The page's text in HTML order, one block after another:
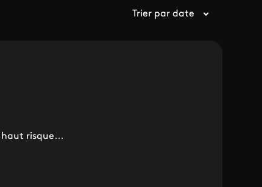
Trier par date
haut risque…